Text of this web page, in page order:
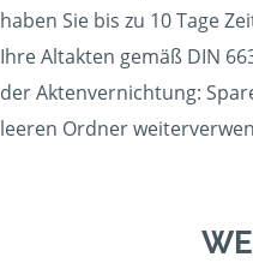
haben Sie bis zu 10 Tage
Ihre Altakten gemäß DIN
der Aktenvernichtung:
leeren Ordner